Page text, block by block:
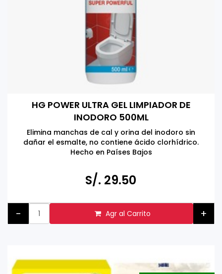
HG POWER ULTRA GEL LIMPIADOR DE
INODORO 500ML
Elimina manchas de cal y orina del inodoro sin
dañar el esmalte, no contiene ácido clorhídrico.
Hecho en Países Bajos
S/. 29.50
- Agr al Carrito +